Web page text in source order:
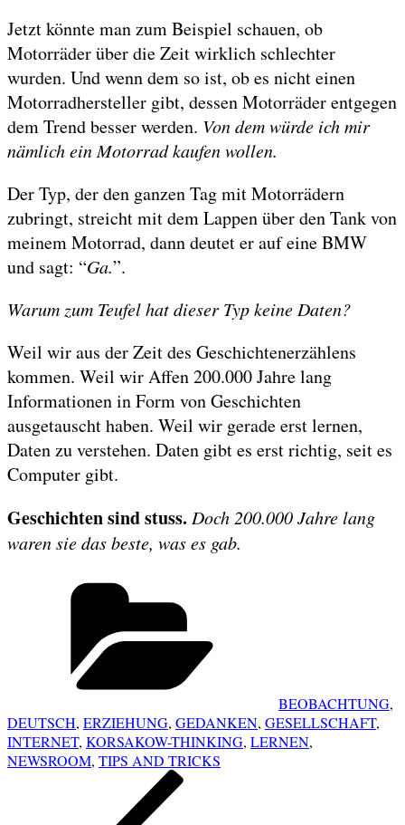
Jetzt könnte man zum Beispiel schauen, ob
Motorräder über die Zeit wirklich schlechter
wurden. Und wenn dem so ist, ob es nicht einen
Motorradhersteller gibt, dessen Motorräder entgegen
dem Trend besser werden. Von dem würde ich mir
nämlich ein Motorrad kaufen wollen.
Der Typ, der den ganzen Tag mit Motorrädern
zubringt, streicht mit dem Lappen über den Tank von
meinem Motorrad, dann deutet er auf eine BMW
und sagt: “Ga.”.
Warum zum Teufel hat dieser Typ keine Daten?
Weil wir aus der Zeit des Geschichtenerzählens
kommen. Weil wir Affen 200.000 Jahre lang
Informationen in Form von Geschichten
ausgetauscht haben. Weil wir gerade erst lernen,
Daten zu verstehen. Daten gibt es erst richtig, seit es
Computer gibt.
Geschichten sind stuss. Doch 200.000 Jahre lang
waren sie das beste, was es gab.
BEOBACHTUNG,
DEUTSCH, ERZIEHUNG, GEDANKEN, GESELLSCHAFT,
INTERNET, KORSAKOW-THINKING, LERNEN,
NEWSROOM, TIPS AND TRICKS